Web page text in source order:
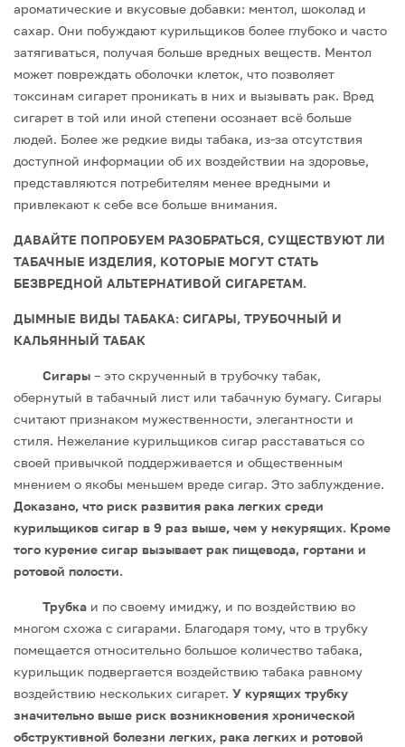
ароматические и вкусовые добавки: ментол, шоколад и
сахар. Они побуждают курильщиков более глубоко и часто
затягиваться, получая больше вредных веществ. Ментол
может повреждать оболочки клеток, что позволяет
токсинам сигарет проникать в них и вызывать рак. Вред
сигарет в той или иной степени осознает всё больше
людей. Более же редкие виды табака, из-за отсутствия
доступной информации об их воздействии на здоровье,
представляются потребителям менее вредными и
привлекают к себе все больше внимания.
ДАВАЙТЕ ПОПРОБУЕМ РАЗОБРАТЬСЯ, СУЩЕСТВУЮТ ЛИ
ТАБАЧНЫЕ ИЗДЕЛИЯ, КОТОРЫЕ МОГУТ СТАТЬ
БЕЗВРЕДНОЙ АЛЬТЕРНАТИВОЙ СИГАРЕТАМ.
ДЫМНЫЕ ВИДЫ ТАБАКА: СИГАРЫ, ТРУБОЧНЫЙ И
КАЛЬЯННЫЙ ТАБАК
Сигары – это скрученный в трубочку табак,
обернутый в табачный лист или табачную бумагу. Сигары
считают признаком мужественности, элегантности и
стиля. Нежелание курильщиков сигар расставаться со
своей привычкой поддерживается и общественным
мнением о якобы меньшем вреде сигар. Это заблуждение.
Доказано, что риск развития рака легких среди
курильщиков сигар в 9 раз выше, чем у некурящих. Кроме
того курение сигар вызывает рак пищевода, гортани и
ротовой полости.
Трубка и по своему имиджу, и по воздействию во
многом схожа с сигарами. Благодаря тому, что в трубку
помещается относительно большое количество табака,
курильщик подвергается воздействию табака равному
воздействию нескольких сигарет. У курящих трубку
значительно выше риск возникновения хронической
обструктивной болезни легких, рака легких и ротовой